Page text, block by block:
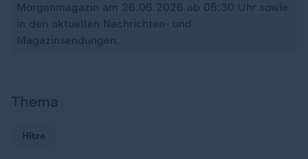
Morgenmagazin am 26.06.2026 ab 05:30 Uhr sowie
in den aktuellen Nachrichten- und
Magazinsendungen.
Thema
Hitze